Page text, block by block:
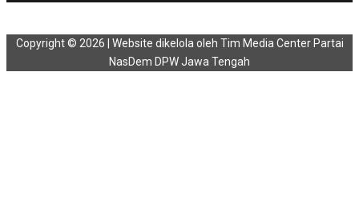
Copyright © 2026 | Website dikelola oleh Tim Media Center Partai
NasDem DPW Jawa Tengah